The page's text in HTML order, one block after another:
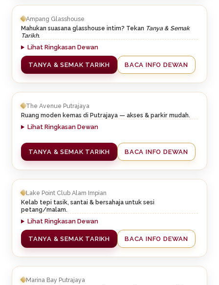
Ampang Glasshouse
Mahukan suasana glasshouse intim? Tekan Tanya & Semak
Tarikh.
Lihat Ringkasan Dewan
TANYA & SEMAK TARIKH BACA INFO DEWAN
The Avenue Putrajaya
Ruang moden kemas di Putrajaya — akses & parkir mudah.
Lihat Ringkasan Dewan
TANYA & SEMAK TARIKH BACA INFO DEWAN
Lake Point Club Alam Impian
Kelab tepi tasik, santai & bersahaja untuk sesi
petang/malam.
Lihat Ringkasan Dewan
TANYA & SEMAK TARIKH BACA INFO DEWAN
Marina Bay Putrajaya